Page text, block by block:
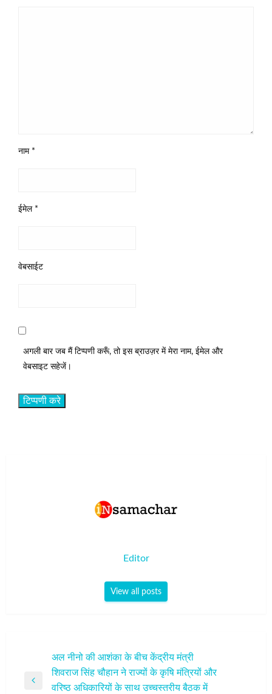
नाम *
ईमेल *
वेबसाईट
अगली बार जब मैं टिप्पणी करूँ, तो इस ब्राउज़र में मेरा नाम, ईमेल और
वेबसाइट सहेजें।
Editor
View all posts
नेविगेशन
Previous
अल नीनो की आशंका के बीच केंद्रीय मंत्री
शिवराज सिंह चौहान ने राज्यों के कृषि मंत्रियों और
वरिष्ठ अधिकारियों के साथ उच्चस्तरीय बैठक में